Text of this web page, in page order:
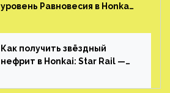
уровень Равновесия в Honkai:
Как получить звёздный
нефрит в Honkai: Star Rail —